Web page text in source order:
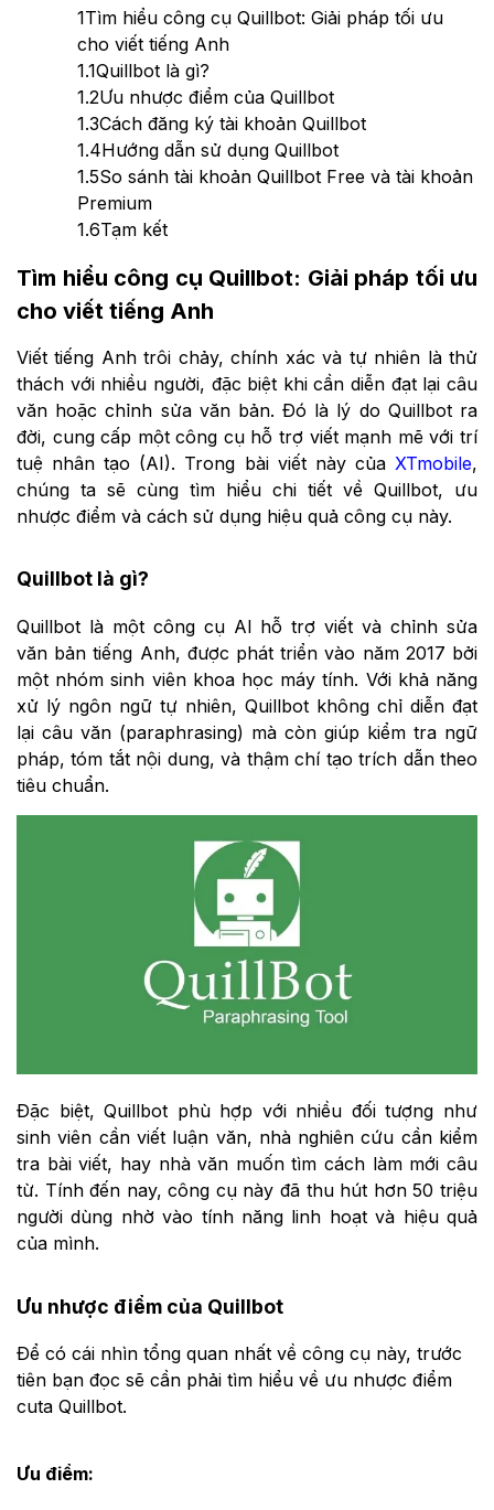
1Tìm hiểu công cụ Quillbot: Giải pháp tối ưu
cho viết tiếng Anh
1.1Quillbot là gì?
1.2Ưu nhược điểm của Quillbot
1.3Cách đăng ký tài khoản Quillbot
1.4Hướng dẫn sử dụng Quillbot
1.5So sánh tài khoản Quillbot Free và tài khoản
Premium
1.6Tạm kết
Tìm hiểu công cụ Quillbot: Giải pháp tối ưu
cho viết tiếng Anh
Viết tiếng Anh trôi chảy, chính xác và tự nhiên là thử
thách với nhiều người, đặc biệt khi cần diễn đạt lại câu
văn hoặc chỉnh sửa văn bản. Đó là lý do Quillbot ra
đời, cung cấp một công cụ hỗ trợ viết mạnh mẽ với trí
tuệ nhân tạo (AI). Trong bài viết này của XTmobile,
chúng ta sẽ cùng tìm hiểu chi tiết về Quillbot, ưu
nhược điểm và cách sử dụng hiệu quả công cụ này.
Quillbot là gì?
Quillbot là một công cụ AI hỗ trợ viết và chỉnh sửa
văn bản tiếng Anh, được phát triển vào năm 2017 bởi
một nhóm sinh viên khoa học máy tính. Với khả năng
xử lý ngôn ngữ tự nhiên, Quillbot không chỉ diễn đạt
lại câu văn (paraphrasing) mà còn giúp kiểm tra ngữ
pháp, tóm tắt nội dung, và thậm chí tạo trích dẫn theo
tiêu chuẩn.
Đặc biệt, Quillbot phù hợp với nhiều đối tượng như
sinh viên cần viết luận văn, nhà nghiên cứu cần kiểm
tra bài viết, hay nhà văn muốn tìm cách làm mới câu
từ. Tính đến nay, công cụ này đã thu hút hơn 50 triệu
người dùng nhờ vào tính năng linh hoạt và hiệu quả
của mình.
Ưu nhược điểm của Quillbot
Để có cái nhìn tổng quan nhất về công cụ này, trước
tiên bạn đọc sẽ cần phải tìm hiểu về ưu nhược điểm
cuta Quillbot.
Ưu điểm: